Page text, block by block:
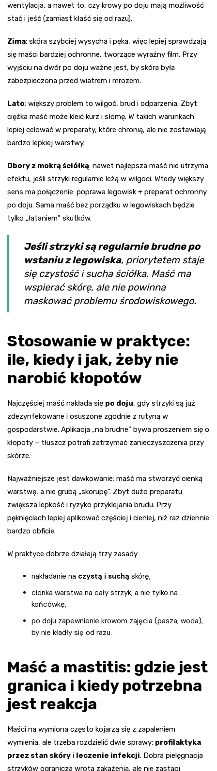
wentylacja, a nawet to, czy krowy po doju mają możliwość
stać i jeść (zamiast kłaść się od razu).
Zima: skóra szybciej wysycha i pęka, więc lepiej sprawdzają
się maści bardziej ochronne, tworzące wyraźny film. Przy
wyjściu na dwór po doju ważne jest, by skóra była
zabezpieczona przed wiatrem i mrozem.
Lato: większy problem to wilgoć, brud i odparzenia. Zbyt
ciężka maść może kleić kurz i słomę. W takich warunkach
lepiej celować w preparaty, które chronią, ale nie zostawiają
bardzo lepkiej warstwy.
Obory z mokrą ściółką: nawet najlepsza maść nie utrzyma
efektu, jeśli strzyki regularnie leżą w wilgoci. Wtedy większy
sens ma połączenie: poprawa legowisk + preparat ochronny
po doju. Sama maść bez porządku w legowiskach będzie
tylko „łataniem” skutków.
Jeśli strzyki są regularnie brudne po
wstaniu z legowiska, priorytetem staje
się czystość i sucha ściółka. Maść ma
wspierać skórę, ale nie powinna
maskować problemu środowiskowego.
Stosowanie w praktyce:
ile, kiedy i jak, żeby nie
narobić kłopotów
Najczęściej maść nakłada się po doju, gdy strzyki są już
zdezynfekowane i osuszone zgodnie z rutyną w
gospodarstwie. Aplikacja „na brudne” bywa proszeniem się o
kłopoty – tłuszcz potrafi zatrzymać zanieczyszczenia przy
skórze.
Najważniejsze jest dawkowanie: maść ma stworzyć cienką
warstwę, a nie grubą „skorupę”. Zbyt dużo preparatu
zwiększa lepkość i ryzyko przyklejania brudu. Przy
pęknięciach lepiej aplikować częściej i cieniej, niż raz dziennie
bardzo obficie.
W praktyce dobrze działają trzy zasady:
nakładanie na czystą i suchą skórę,
cienka warstwa na cały strzyk, a nie tylko na
końcówkę,
po doju zapewnienie krowom zajęcia (pasza, woda),
by nie kładły się od razu.
Maść a mastitis: gdzie jest
granica i kiedy potrzebna
jest reakcja
Maści na wymiona często kojarzą się z zapaleniem
wymienia, ale trzeba rozdzielić dwie sprawy: profilaktyka
przez stan skóry i leczenie infekcji. Dobra pielęgnacja
strzyków ogranicza wrota zakażenia, ale nie zastąpi